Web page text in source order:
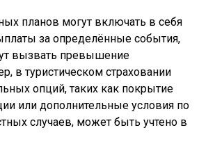
планов могут включать в себя
за определённые события,
вызвать превышение
в туристическом страховании
опций, таких как покрытие
или дополнительные условия по
случаев, может быть учтено в